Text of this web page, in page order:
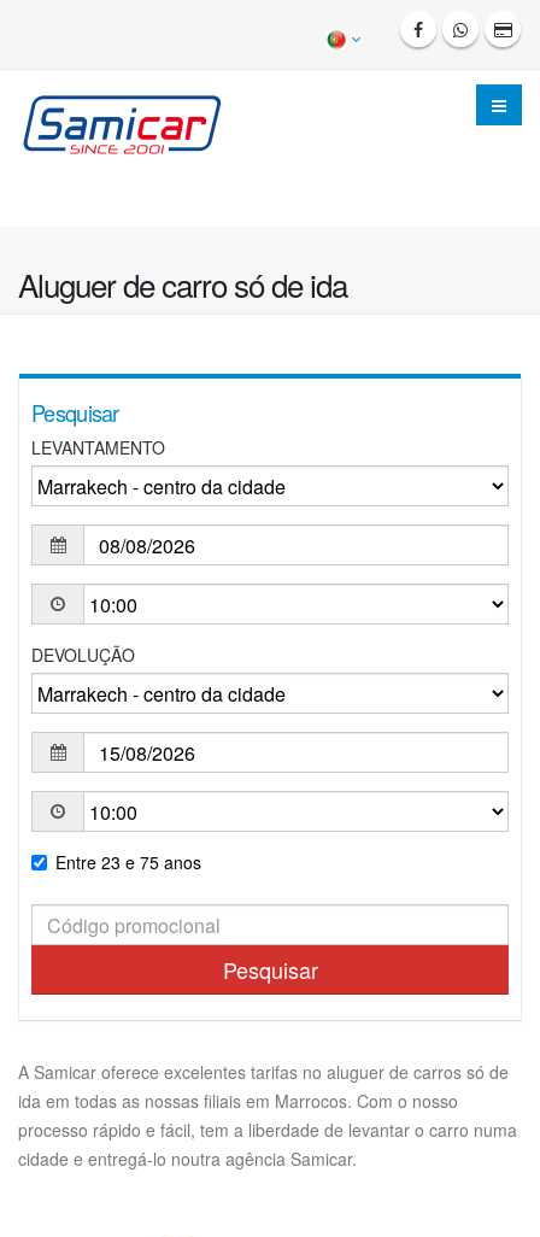
Aluguer de carro só de ida
Pesquisar
LEVANTAMENTO
DEVOLUÇÃO
Entre 23 e 75 anos
Pesquisar
A Samicar oferece excelentes tarifas no aluguer de carros só de
ida em todas as nossas filiais em Marrocos. Com o nosso
processo rápido e fácil, tem a liberdade de levantar o carro numa
cidade e entregá-lo noutra agência Samicar.